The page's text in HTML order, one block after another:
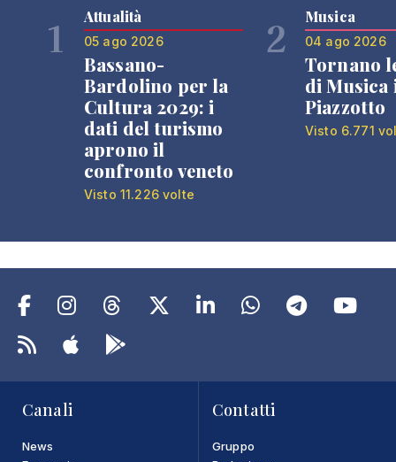
1 Attualità
05 ago 2026
Bassano-
Bardolino per la
Cultura 2029: i
dati del turismo
aprono il
confronto veneto
Visto 11.226 volte
2 Musica
04 ago 2026
Tornano
di Musica
Piazzotto
Visto 6.771
Canali
News
Contatti
Gruppo